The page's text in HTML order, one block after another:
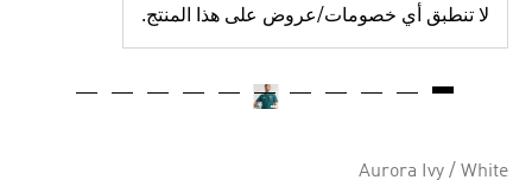
Reviews.
رابط
نفس
لا تنطبق أي خصومات/عروض على هذا المنتج.
Aurora Ivy / White